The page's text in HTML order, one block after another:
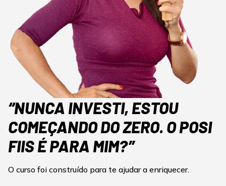
“NUNCA INVESTI, ESTOU
COMEÇANDO DO ZERO. O POSI
FIIS É PARA MIM?”
O curso foi construído para te ajudar a enriquecer.